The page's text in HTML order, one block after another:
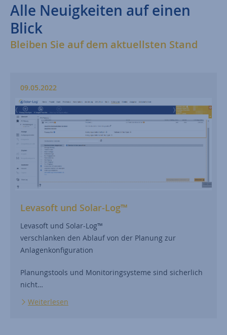
Alle Neuigkeiten auf einen
Blick
Bleiben Sie auf dem aktuellsten Stand
09.05.2022
Levasoft und Solar-Log™
Levasoft und Solar-Log™
verschlanken den Ablauf von der Planung zur
Anlagenkonfiguration
Planungstools und Monitoringsysteme sind sicherlich
nicht…
Weiterlesen